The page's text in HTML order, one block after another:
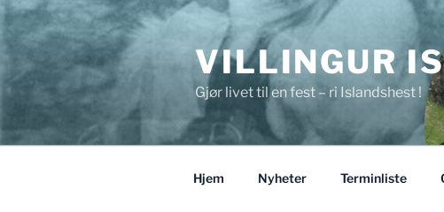
Gå
innhold
VILLINGUR
Gjør livet til en fest – ri Islandshest !
Hjem Nyheter Terminliste